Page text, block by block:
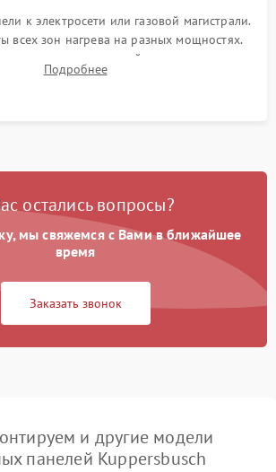
к электросети или газовой магистрали.
всех зон нагрева на разных мощностях.
управления, таймера, индикаторов
тепла и систем защиты от перегрева.
Подробнее
остались вопросы?
мы свяжемся с Вами в ближайшее
время
Заказать звонок
и другие модели
панелей Kuppersbusch